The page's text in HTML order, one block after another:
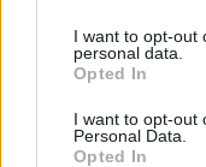
not limited to your
grant or deny
use your data for
consent section.
I want to opt-out
personal data.
Opted In
I want to opt-out
Personal Data.
Opted In